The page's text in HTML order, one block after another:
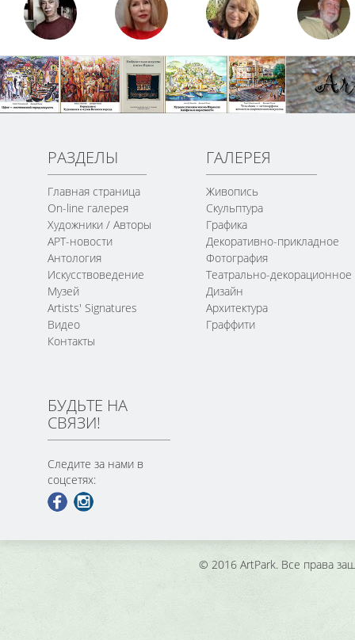
РАЗДЕЛЫ
Главная страница
On-line галерея
Художники / Авторы
АРТ-новости
Антология
Искусствоведение
Музей
Artists' Signatures
Видео
Контакты
ГАЛЕРЕЯ
Живопись
Скульптура
Графика
Декоративно-прикладное
Фотография
Театрально-декорационное
Дизайн
Архитектура
Граффити
БУДЬТЕ НА
СВЯЗИ!
Следите за нами в
соцсетях:
© 2016 ArtPark. Все права